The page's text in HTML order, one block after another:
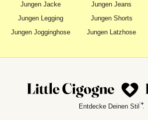
Jungen Jacke
Jungen Jeans
Jungen Legging
Jungen Shorts
Jungen Jogginghose
Jungen Latzhose
Entdecke Deinen Stil